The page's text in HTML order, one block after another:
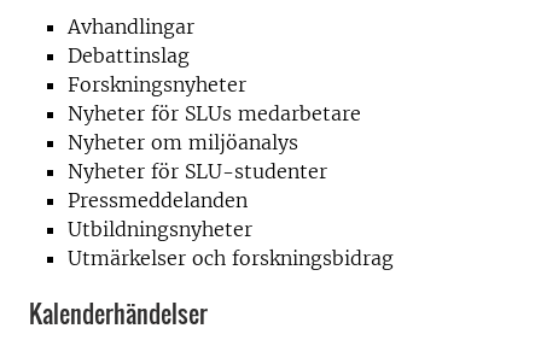
Avhandlingar
Debattinslag
Forskningsnyheter
Nyheter för SLUs medarbetare
Nyheter om miljöanalys
Nyheter för SLU-studenter
Pressmeddelanden
Utbildningsnyheter
Utmärkelser och forskningsbidrag
Kalenderhändelser